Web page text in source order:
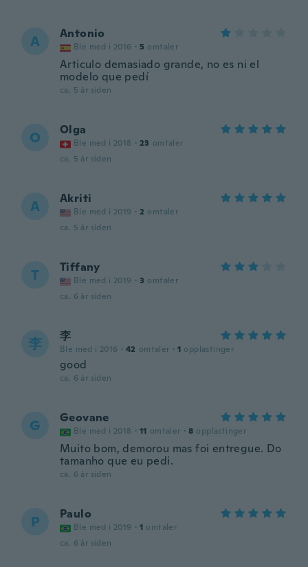
A Antonio
Ble med i 2016 · 5 omtaler
Articulo demasiado grande, no es ni el
modelo que pedí
ca. 5 år siden
O Olga
Ble med i 2018 · 23 omtaler
ca. 5 år siden
A Akriti
Ble med i 2019 · 2 omtaler
ca. 5 år siden
T Tiffany
Ble med i 2019 · 3 omtaler
ca. 6 år siden
李 李
Ble med i 2016 · 42 omtaler · 1 opplastinger
good
ca. 6 år siden
G Geovane
Ble med i 2018 · 11 omtaler · 8 opplastinger
Muito bom, demorou mas foi entregue. Do
tamanho que eu pedi.
ca. 6 år siden
P Paulo
Ble med i 2019 · 1 omtaler
ca. 6 år siden